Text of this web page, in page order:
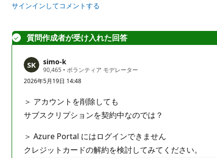
あ
せ
ん
サインインしてコメントする
質問作成者が受け入れた回答
simo-k
90,465 評
価
の
イ
ン
ト
• ボランティア モデレーター
2026年5月19日 14:48
＞ アカウントを削除しても
サブスクリプションを契約中なのでは？
＞ Azure Portal にはログインできません
クレジットカードの解約を検討してみてください。